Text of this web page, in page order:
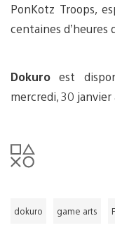
PonKotz Troops,
centaines d’heures
Dokuro est
mercredi, 30 janvier
dokuro game arts